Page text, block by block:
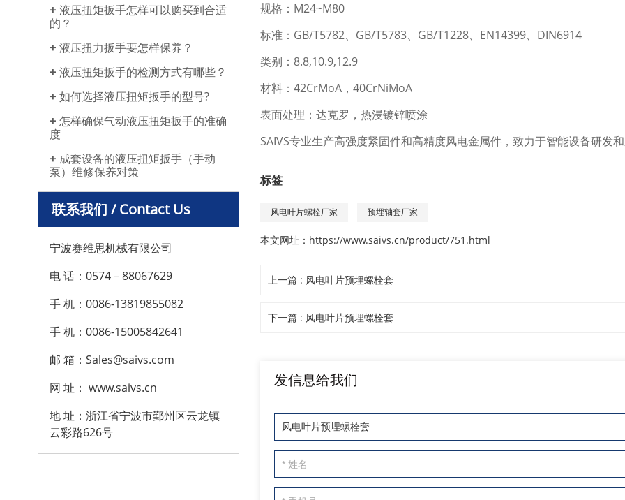
液压扭矩扳手怎样可以购买到合适
的？
液压扭力扳手要怎样保养？
液压扭矩扳手的检测方式有哪些？
如何选择液压扭矩扳手的型号?
​怎样确保气动液压扭矩扳手的准确
度
成套设备的液压扭矩扳手（手动
泵）维修保养对策
联系我们 / Contact Us
宁波赛维思机械有限公司
电 话：0574－88067629
手 机：0086-13819855082
手 机：0086-15005842641
邮 箱：Sales@saivs.com
网 址： www.saivs.cn
地 址：浙江省宁波市鄞州区云龙镇
云彩路626号
规格：M24~M80
标准：GB/T5782、GB/T5783、GB/T1228、EN14399、DIN6914
类别：8.8,10.9,12.9
材料：42CrMoA，40CrNiMoA
表面处理：达克罗，热浸镀锌喷涂
SAIVS专业生产高强度紧固件和高精度风电金属件，致力于智能设备研发和
标签
风电叶片螺栓厂家 预埋轴套厂家
本文网址： https://www.saivs.cn/product/751.html
上一篇 : 风电叶片预埋螺栓套
下一篇 : 风电叶片预埋螺栓套
发信息给我们